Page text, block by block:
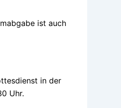
ist auch
in der
Uhr.